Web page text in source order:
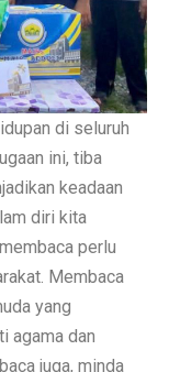
di seluruh
ini, tiba
keadaan
diri kita
perlu
Membaca
yang
agama dan
juga, minda